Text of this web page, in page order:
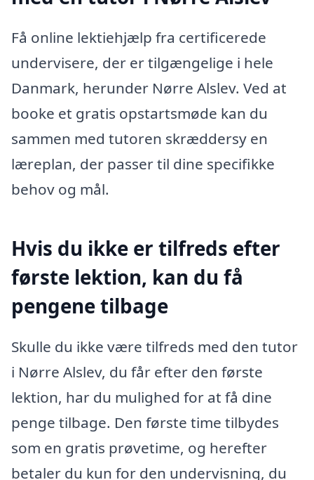
Få online lektiehjælp fra certificerede
undervisere, der er tilgængelige i hele
Danmark, herunder Nørre Alslev. Ved at
booke et gratis opstartsmøde kan du
sammen med tutoren skræddersy en
læreplan, der passer til dine specifikke
behov og mål.
Hvis du ikke er tilfreds efter
første lektion, kan du få
pengene tilbage
Skulle du ikke være tilfreds med den tutor
i Nørre Alslev, du får efter den første
lektion, har du mulighed for at få dine
penge tilbage. Den første time tilbydes
som en gratis prøvetime, og herefter
betaler du kun for den undervisning, du